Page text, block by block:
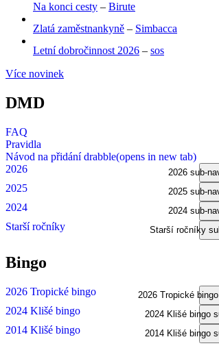
Na konci cesty – Birute
Zlatá zaměstnankyně – Simbacca
Letní dobročinnost 2026 – sos
Více novinek
DMD
FAQ
Pravidla
Návod na přidání drabble(opens in new tab)
2026
2026 sub-
2025 2025 sub-
2024 2024 sub-
Starší ročníky Starší ročníky
Bingo
2026 Tropické bingo 2026 Tropické
2024 Klišé bingo 2024 Klišé bingo
2014 Klišé bingo 2014 Klišé bingo